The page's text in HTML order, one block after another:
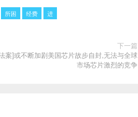
所困 经费 进
下一篇
案]或不断加剧美国芯片故步自封,无法与全球
市场芯片激烈的竞争